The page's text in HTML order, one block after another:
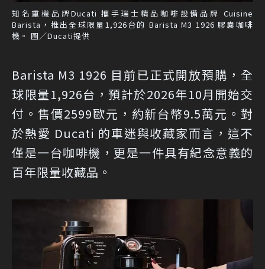
知名重機品牌Ducati 攜手瑞士精品咖啡設備品牌 Cuisine
Barista，推出全球限量1,926台的 Barista M3 1926 膠囊咖啡
機。 圖／Ducati提供
Barista M3 1926 目前已正式開放預購，全
球限量1,926台，預計於2026年10月開始交
付。售價2599歐元，約新台幣9.5萬元。對
於熱愛 Ducati 的車迷與收藏家而言，這不
僅是一台咖啡機，更是一件具有紀念意義的
百年限量收藏品。